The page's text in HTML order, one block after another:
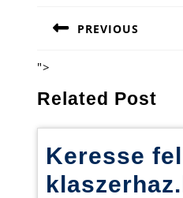
navigáció
PREVIOUS
post:
">
Related Post
Keresse